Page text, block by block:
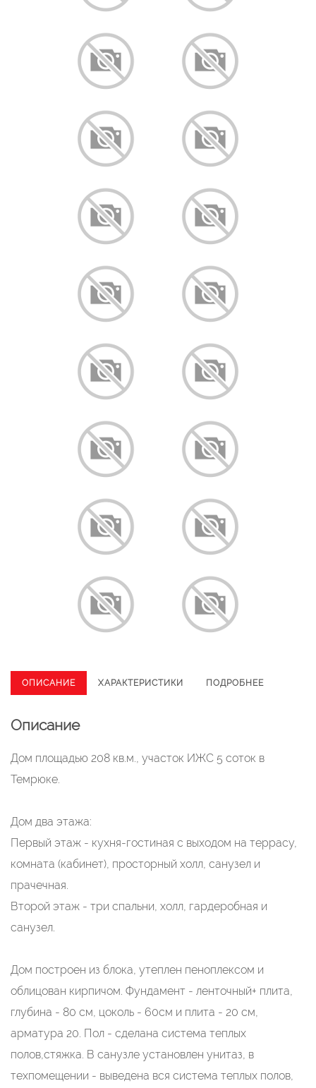
ОПИСАНИЕ ХАРАКТЕРИСТИКИ ПОДРОБНЕЕ
Описание
Дом площадью 208 кв.м., участок ИЖС 5 соток в
Темрюке.
Дом два этажа:
Первый этаж - кухня-гостиная с выходом на террасу,
комната (кабинет), просторный холл, санузел и
прачечная.
Второй этаж - три спальни, холл, гардеробная и
санузел.
Дом построен из блока, утеплен пеноплексом и
облицован кирпичом. Фундамент - ленточный+ плита,
глубина - 80 см, цоколь - 60см и плита - 20 см,
арматура 20. Пол - сделана система теплых
полов,стяжка. В санузле установлен унитаз, в
техпомещении - выведена вся система теплых полов,